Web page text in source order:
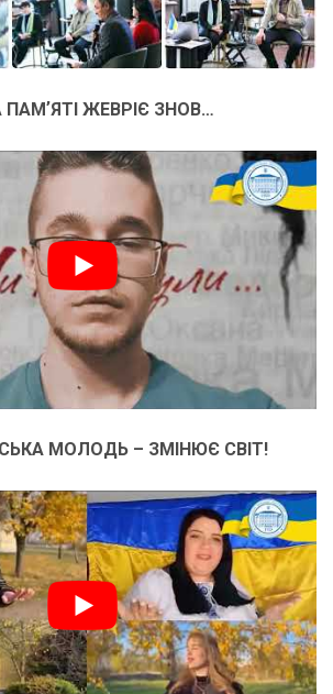
ПАМʼЯТІ ЖЕВРІЄ ЗНОВ…
МОЛОДЬ – ЗМІНЮЄ СВІТ!